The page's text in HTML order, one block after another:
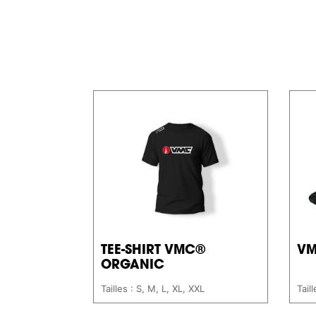
TEE-SHIRT VMC®
ORGANIC
Tailles : S, M, L, XL, XXL